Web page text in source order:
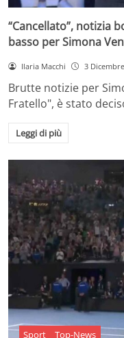
“Cancellato”, notizia
basso per Simona
Ilaria Macchi 3
Brutte notizie per
Fratello", è stato
Leggi di più
Sport Top-News